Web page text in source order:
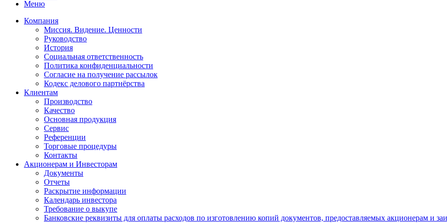
Меню
Компания
Миссия. Видение. Ценности
Руководство
История
Социальная ответственность
Политика конфиденциальности
Согласие на получение рассылок
Кодекс делового партнёрства
Клиентам
Производство
Качество
Основная продукция
Сервис
Референции
Торговые процедуры
Контакты
Акционерам и Инвесторам
Документы
Отчеты
Раскрытие информации
Календарь инвестора
Требование о выкупе
Банковские реквизиты для оплаты расходов по изготовлению копий документов, предоставляемых акционерам и